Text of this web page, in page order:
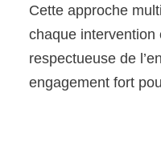
Cette approche
chaque intervention
respectueuse de
engagement fort